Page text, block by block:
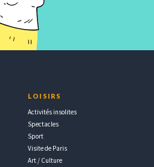
LOISIRS
Activités insolites
Spectacles
Sport
Visite de Paris
Art / Culture